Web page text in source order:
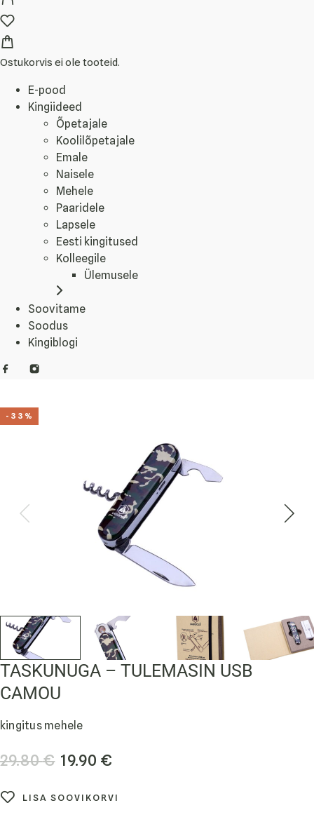
Ostukorvis ei ole tooteid.
E-pood
Kingiideed
Õpetajale
Koolilõpetajale
Emale
Naisele
Mehele
Paaridele
Lapsele
Eesti kingitused
Kolleegile
Ülemusele
Soovitame
Soodus
Kingiblogi
-33%
TASKUNUGA – TULEMASIN USB
CAMOU
kingitus mehele
29.80€ 19.90 €
LISA SOOVIKORVI